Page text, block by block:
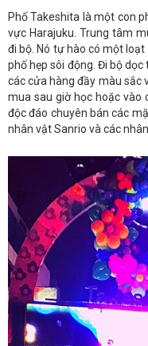
Phố Takeshita là một con
vực Harajuku. Trung tâm
đi bộ. Nó tự hào có một
phố hẹp sôi động. Đi bộ
các cửa hàng đầy màu sắc
mua sau giờ học hoặc vào
độc đáo chuyên bán các
nhân vật Sanrio và các